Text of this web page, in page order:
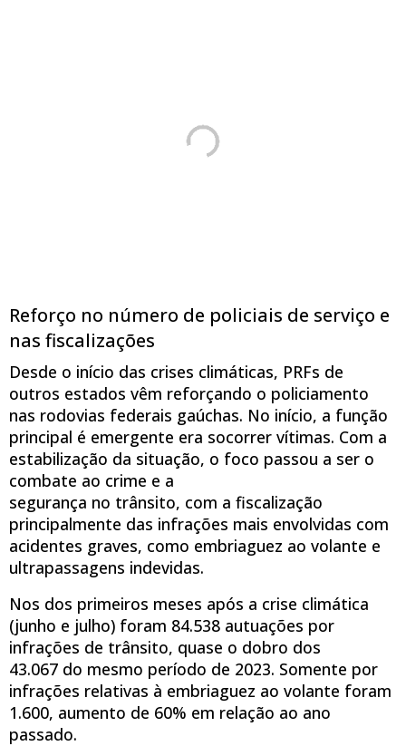
Reforço no número de policiais de serviço e
nas fiscalizações
Desde o início das crises climáticas, PRFs de
outros estados vêm reforçando o policiamento
nas rodovias federais gaúchas. No início, a função
principal é emergente era socorrer vítimas. Com a
estabilização da situação, o foco passou a ser o
combate ao crime e a
segurança no trânsito, com a fiscalização
principalmente das infrações mais envolvidas com
acidentes graves, como embriaguez ao volante e
ultrapassagens indevidas.
Nos dos primeiros meses após a crise climática
(junho e julho) foram 84.538 autuações por
infrações de trânsito, quase o dobro dos
43.067 do mesmo período de 2023. Somente por
infrações relativas à embriaguez ao volante foram
1.600, aumento de 60% em relação ao ano
passado.